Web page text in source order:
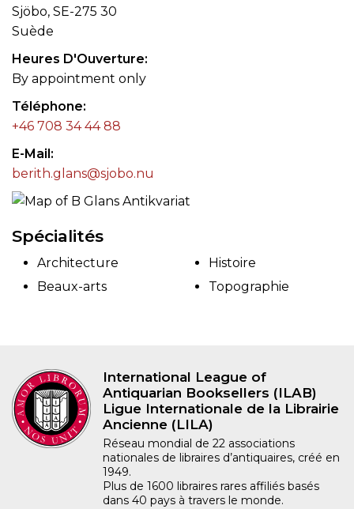
Sjöbo, SE-275 30
Suède
Heures D'Ouverture
By appointment only
Téléphone
+46 708 34 44 88
E-Mail
berith.glans@sjobo.nu
Spécialités
Architecture
Beaux-arts
Histoire
Topographie
International League of
Antiquarian Booksellers (ILAB)
Ligue Internationale de la Librairie
Ancienne (LILA)
Réseau mondial de 22 associations
nationales de libraires d’antiquaires, créé en
1949.
Plus de 1600 libraires rares affiliés basés
dans 40 pays à travers le monde.